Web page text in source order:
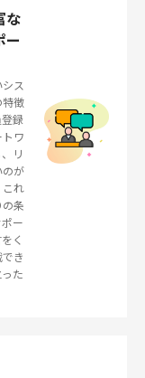
な
ー
ス
特徴
録
ワ
リ
のが
これ
条
ー
く
き
た